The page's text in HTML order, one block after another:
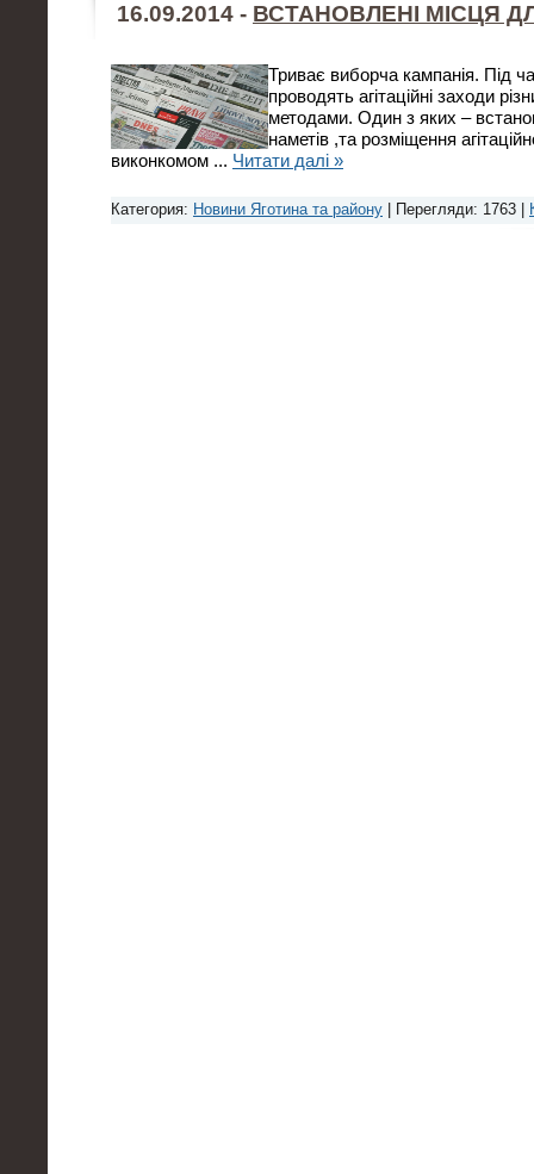
16.09.2014 - ВСТАНОВЛЕНІ МІСЦЯ
Триває виборча кампанія. Під
проводять агітаційні заходи
методами. Один з яких –
наметів ,та розміщення
виконкомом ... Читати далі »
Категория: Новини Яготина та району | Перегляди: 1763 |